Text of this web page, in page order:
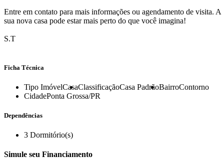
Entre em contato para mais informações ou agendamento de visita. A
sua nova casa pode estar mais perto do que você imagina!
S.T
Ficha Técnica
Tipo ImóvelCasaClassificaçãoCasa PadrãoBairroContorno
CidadePonta Grossa/PR
Dependências
3 Dormitório(s)
Simule seu Financiamento